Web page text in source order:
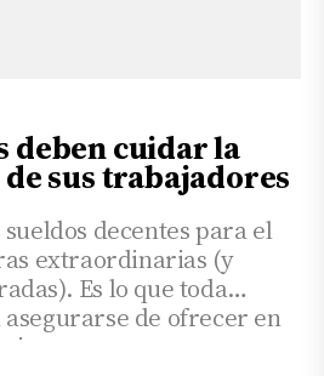
deben cuidar la
sus trabajadores
decentes para el
extraordinarias (y
Es lo que toda
de ofrecer en